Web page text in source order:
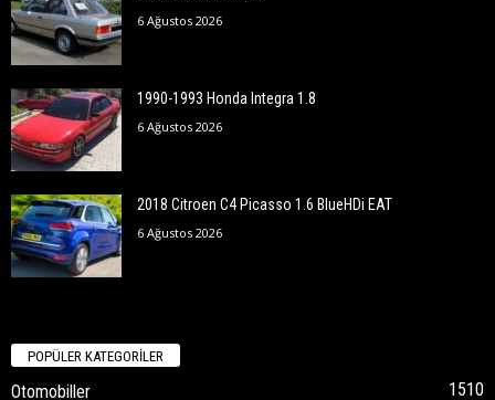
6 Ağustos 2026
1990-1993 Honda Integra 1.8
6 Ağustos 2026
2018 Citroen C4 Picasso 1.6 BlueHDi EAT
6 Ağustos 2026
POPÜLER KATEGORİLER
Otomobiller 1510